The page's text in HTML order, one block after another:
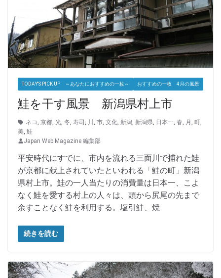
TODAY'S PICK UP ～あなたにおすすめの一枚～ おすすめの一枚 4月の風景
鮭を干す風景 新潟県村上市
ネコ, 京都, 光, 冬, 寿司 , 川 , 市, 文化, 新潟, 新潟県, 日本一, 春, 月 , 町,
美, 鮭
Japan Web Magazine 編集部
平安時代にすでに、市内を流れる三面川で捕れた鮭
が京都に献上されていたといわれる「鮭の町」新潟
県村上市。鮭の一人当たりの消費量は日本一、こよ
なく鮭を愛する村上の人々は、頭から尻尾の先まで
余すことなく鮭を利用する。塩引鮭、焼
続きを読む